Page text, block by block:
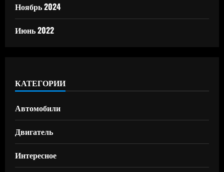
Ноябрь 2024
Июнь 2022
КАТЕГОРИИ
Автомобили
Двигатель
Интересное